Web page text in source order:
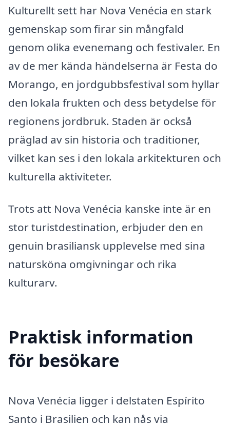
Kulturellt sett har Nova Venécia en stark
gemenskap som firar sin mångfald
genom olika evenemang och festivaler. En
av de mer kända händelserna är Festa do
Morango, en jordgubbsfestival som hyllar
den lokala frukten och dess betydelse för
regionens jordbruk. Staden är också
präglad av sin historia och traditioner,
vilket kan ses i den lokala arkitekturen och
kulturella aktiviteter.
Trots att Nova Venécia kanske inte är en
stor turistdestination, erbjuder den en
genuin brasiliansk upplevelse med sina
natursköna omgivningar och rika
kulturarv.
Praktisk information
för besökare
Nova Venécia ligger i delstaten Espírito
Santo i Brasilien och kan nås via